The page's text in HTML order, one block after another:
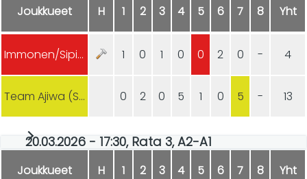
Joukkueet H 1 2 3 4 5 6 7 8 Yht
Immonen/Sipilä (FIN) 1 0 1 0 0 2 0 - 4
Team Ajiwa (SWE) 0 2 0 5 1 0 5 - 13
20.03.2026 - 17:30, Rata 3, A2-A1
Joukkueet H 1 2 3 4 5 6 7 8 Yht